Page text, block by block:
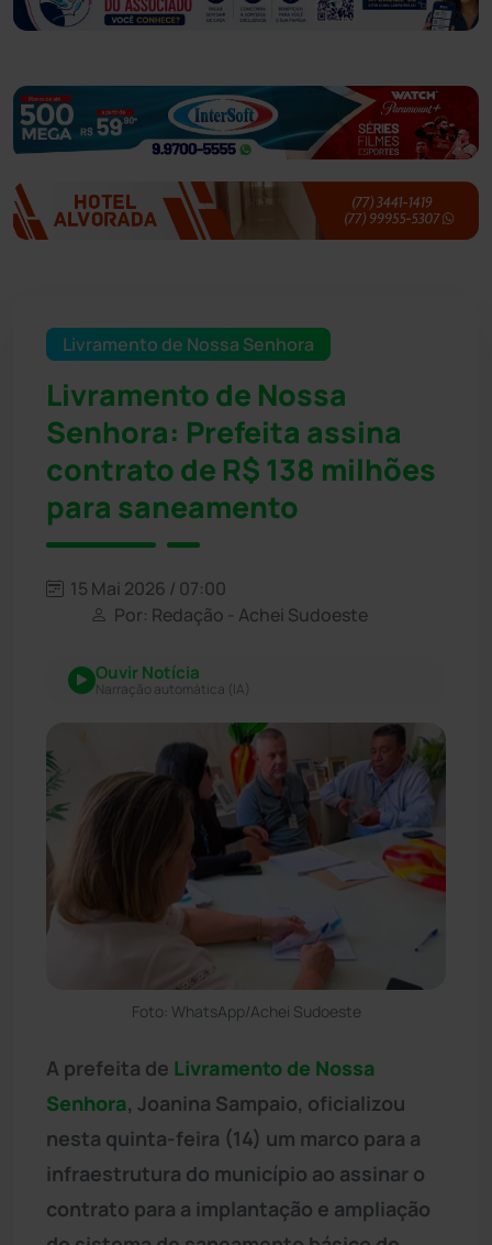
Livramento de Nossa Senhora
Livramento de Nossa
Senhora: Prefeita assina
contrato de R$ 138 milhões
para saneamento
15 Mai 2026 / 07:00
Por: Redação - Achei Sudoeste
Ouvir Notícia
Narração automática (IA)
Foto: WhatsApp/Achei Sudoeste
A prefeita de Livramento de Nossa
Senhora, Joanina Sampaio, oficializou
nesta quinta-feira (14) um marco para a
infraestrutura do município ao assinar o
contrato para a implantação e ampliação